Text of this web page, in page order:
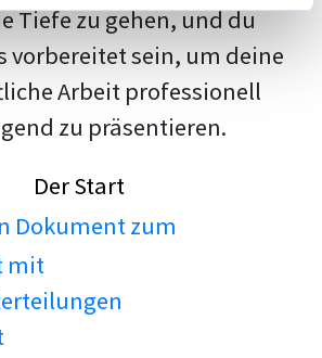
Tiefe zu gehen, und du
vorbereitet sein, um deine
Arbeit professionell
zu präsentieren.
Der Start
Dokument zum
mit